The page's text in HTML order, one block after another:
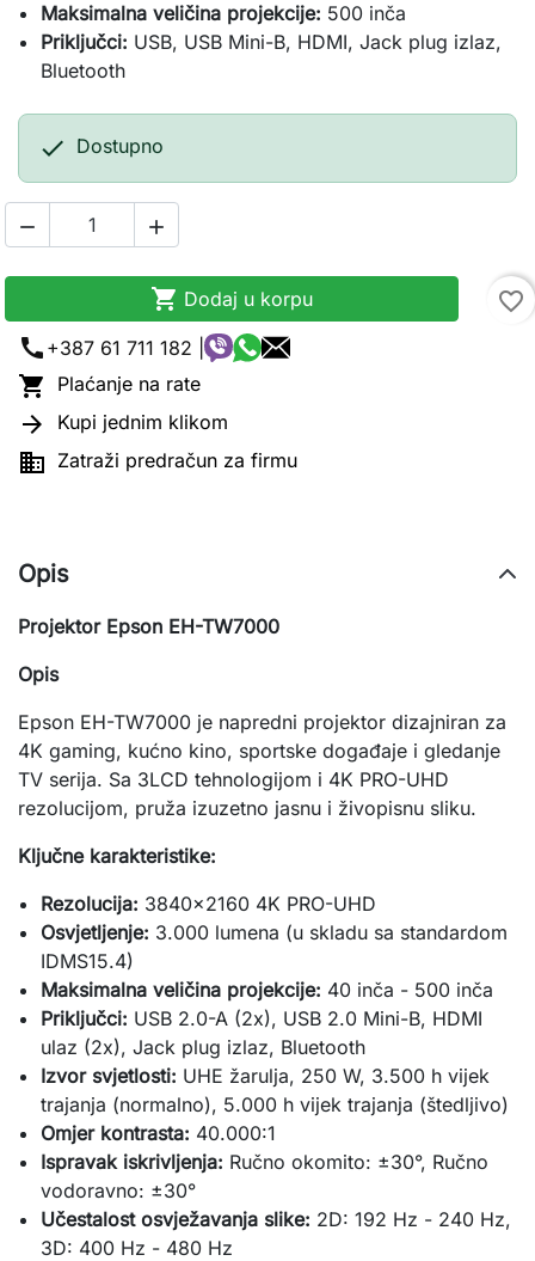
Maksimalna veličina projekcije: 500 inča
Priključci: USB, USB Mini-B, HDMI, Jack plug izlaz,
Bluetooth
 Dostupno
 
 Dodaj u korpu
favorite_border
call +387 61 711 182 |
 Plaćanje na rate
 Kupi jednim klikom
 Zatraži predračun za firmu
Opis
Projektor Epson EH-TW7000
Opis
Epson EH-TW7000 je napredni projektor dizajniran za
4K gaming, kućno kino, sportske događaje i gledanje
TV serija. Sa 3LCD tehnologijom i 4K PRO-UHD
rezolucijom, pruža izuzetno jasnu i živopisnu sliku.
Ključne karakteristike:
Rezolucija: 3840x2160 4K PRO-UHD
Osvjetljenje: 3.000 lumena (u skladu sa standardom
IDMS15.4)
Maksimalna veličina projekcije: 40 inča - 500 inča
Priključci: USB 2.0-A (2x), USB 2.0 Mini-B, HDMI
ulaz (2x), Jack plug izlaz, Bluetooth
Izvor svjetlosti: UHE žarulja, 250 W, 3.500 h vijek
trajanja (normalno), 5.000 h vijek trajanja (štedljivo)
Omjer kontrasta: 40.000:1
Ispravak iskrivljenja: Ručno okomito: ±30°, Ručno
vodoravno: ±30°
Učestalost osvježavanja slike: 2D: 192 Hz - 240 Hz,
3D: 400 Hz - 480 Hz